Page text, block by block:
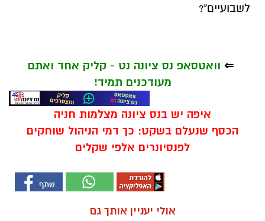
לשבועיים"?
⇐ וואטסאפ נס ציונה נט - קליק אחד ואתם
מעודכנים תמיד!
איפה יש בנס ציונה מצלמות חניה
הכסף שנעלם בשקט: כך דמי הניהול שוחקים
לפנסיונרים אלפי שקלים
אולי יעניין אותך גם